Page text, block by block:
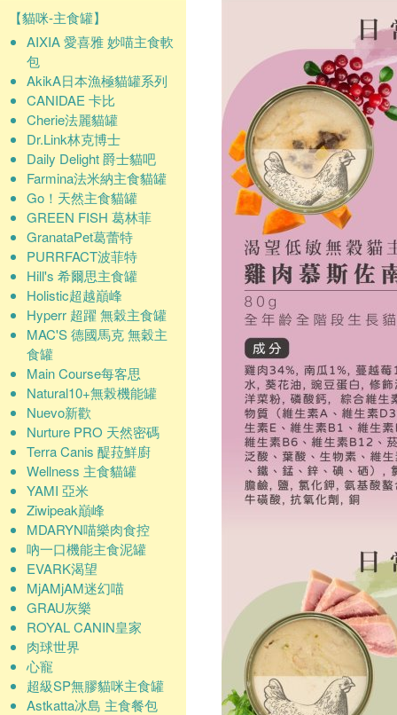
【貓咪-主食罐】
AIXIA 愛喜雅 妙喵主食軟
包
AkikA日本漁極貓罐系列
CANIDAE 卡比
Cherie法麗貓罐
Dr.Link林克博士
Daily Delight 爵士貓吧
Farmina法米納主食貓罐
Go！天然主食貓罐
GREEN FISH 葛林菲
GranataPet葛蕾特
PURRFACT波菲特
Hill's 希爾思主食罐
Holistic超越巔峰
Hyperr 超躍 無穀主食罐
MAC'S 德國馬克 無穀主
食罐
Main Course每客思
Natural10+無榖機能罐
Nuevo新歡
Nurture PRO 天然密碼
Terra Canis 醍菈鮮廚
Wellness 主食貓罐
YAMI 亞米
Ziwipeak巔峰
MDARYN喵樂肉食控
吶一口機能主食泥罐
EVARK渴望
MjAMjAM迷幻喵
GRAU灰樂
ROYAL CANIN皇家
肉球世界
心寵
超級SP無膠貓咪主食罐
Astkatta冰島 主食餐包